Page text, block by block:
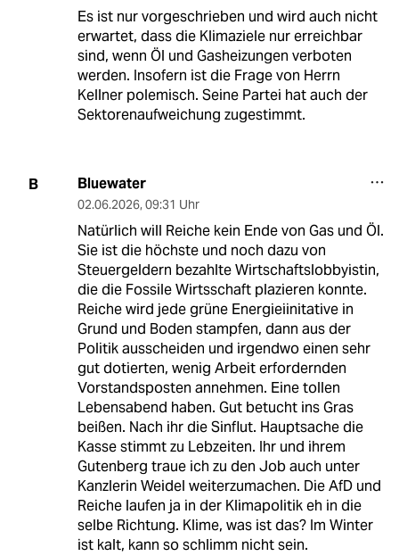
Es ist nur vorgeschrieben und wird auch nicht
erwartet, dass die Klimaziele nur erreichbar
sind, wenn Öl und Gasheizungen verboten
werden. Insofern ist die Frage von Herrn
Kellner polemisch. Seine Partei hat auch der
Sektorenaufweichung zugestimmt.
B Bluewater
02.06.2026, 09:31 Uhr
Natürlich will Reiche kein Ende von Gas und Öl.
Sie ist die höchste und noch dazu von
Steuergeldern bezahlte Wirtschaftslobbyistin,
die die Fossile Wirtsschaft plazieren konnte.
Reiche wird jede grüne Energieiinitative in
Grund und Boden stampfen, dann aus der
Politik ausscheiden und irgendwo einen sehr
gut dotierten, wenig Arbeit erfordernden
Vorstandsposten annehmen. Eine tollen
Lebensabend haben. Gut betucht ins Gras
beißen. Nach ihr die Sinflut. Hauptsache die
Kasse stimmt zu Lebzeiten. Ihr und ihrem
Gutenberg traue ich zu den Job auch unter
Kanzlerin Weidel weiterzumachen. Die AfD und
Reiche laufen ja in der Klimapolitik eh in die
selbe Richtung. Klime, was ist das? Im Winter
ist kalt, kann so schlimm nicht sein.